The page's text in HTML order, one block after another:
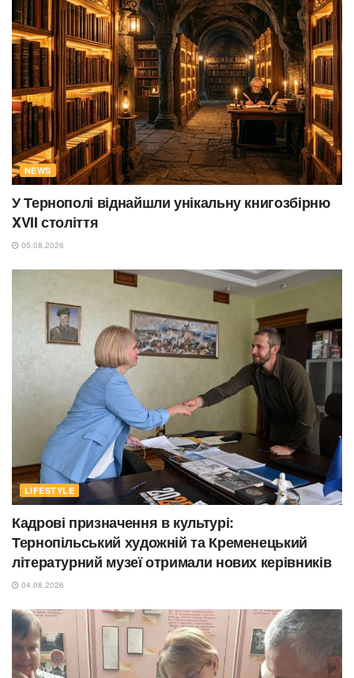
NEWS
У Тернополі віднайшли унікальну книгозбірню
XVII століття
05.08.2026
LIFESTYLE
Кадрові призначення в культурі:
Тернопільський художній та Кременецький
літературний музеї отримали нових керівників
04.08.2026